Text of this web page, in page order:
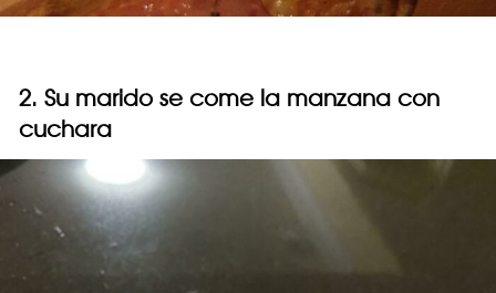
2. Su marido se come la manzana con
cuchara